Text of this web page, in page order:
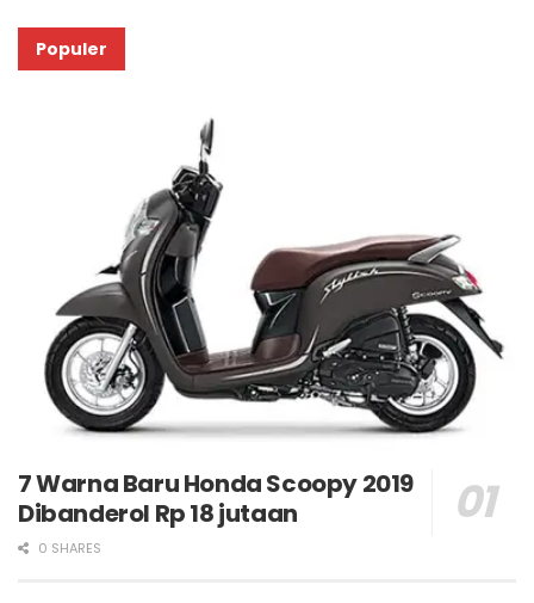
Populer
7 Warna Baru Honda Scoopy 2019
Dibanderol Rp 18 jutaan
0 SHARES